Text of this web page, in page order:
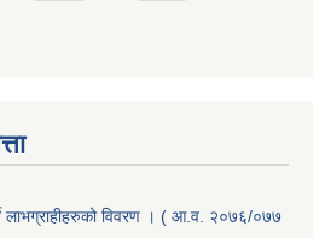
लाभग्राहीहरुको विवरण । ( आ.व. २०७६/०७७